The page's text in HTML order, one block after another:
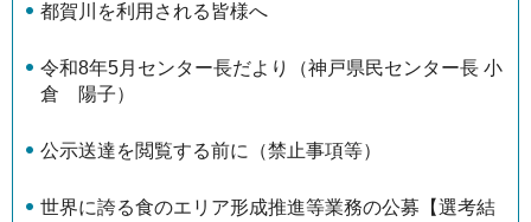
都賀川を利用される皆様へ
令和8年5月センター長だより（神戸県民センター長 小
倉 陽子）
公示送達を閲覧する前に（禁止事項等）
世界に誇る食のエリア形成推進等業務の公募【選考結